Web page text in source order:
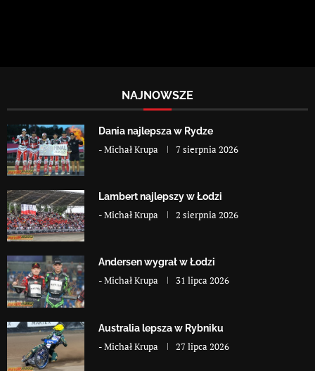
NAJNOWSZE
Dania najlepsza w Rydze
-Michał Krupa 7 sierpnia 2026
Lambert najlepszy w Łodzi
-Michał Krupa 2 sierpnia 2026
Andersen wygrał w Łodzi
-Michał Krupa 31 lipca 2026
Australia lepsza w Rybniku
-Michał Krupa 27 lipca 2026